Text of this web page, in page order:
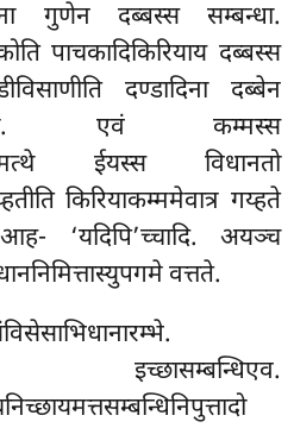
गुणेन दब्बस्स सम्बन्धा.
पाचकादिकिरियाय दब्बस्स
दण्डादिना दब्बेन
एवं कम्मस्स
ईयस्स विधानतो
किरियाकम्ममेवात्र गय्हते
‘यदिपि’च्चादि. अयञ्च
वत्तते.
इच्छासम्बन्धिएव.